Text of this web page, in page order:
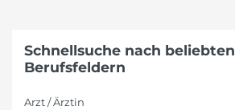
Schnellsuche nach beliebten
Berufsfeldern
Arzt / Ärztin